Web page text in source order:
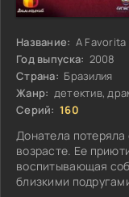
Название: A Favorita
Год выпуска: 2008
Страна: Бразилия
Жанр: детектив,
Серий: 160
Донатела
возрасте. Ее
воспитывающая
близкими